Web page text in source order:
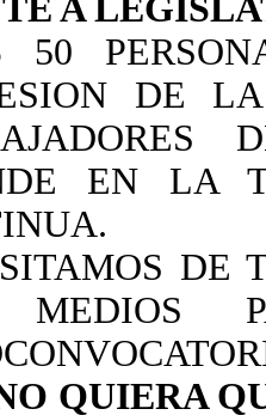
A
50
DE
EN LA
DE
MEDIOS
QUIERA